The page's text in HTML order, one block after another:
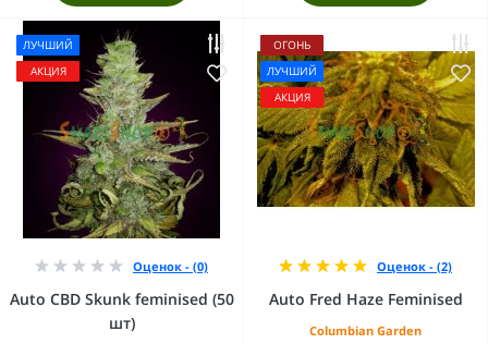
ЛУЧШИЙ
АКЦИЯ
Оценок - (0)
Auto CBD Skunk feminised (50
шт)
ОГОНЬ
ЛУЧШИЙ
АКЦИЯ
Оценок - (2)
Auto Fred Haze Feminised
Columbian Garden